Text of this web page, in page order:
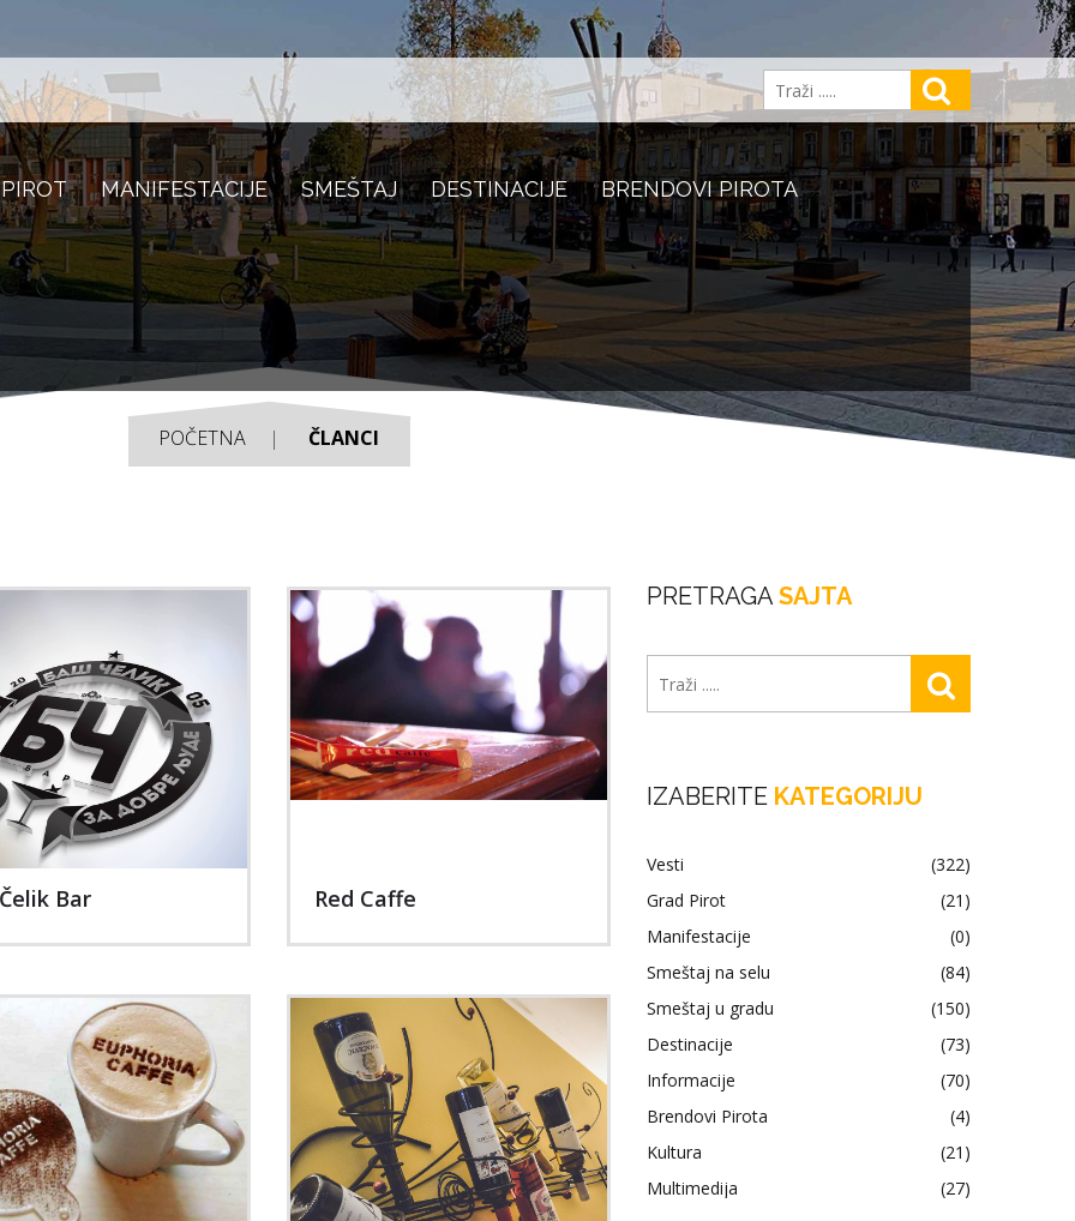
MANIFESTACIJE SMEŠTAJ DESTINACIJE BRENDOVI PIROTA
POČETNA ČLANCI
Bar Red Caffe
PRETRAGA SAJTA
IZABERITE KATEGORIJU
Vesti
(322)
Grad Pirot
(21)
Manifestacije
(0)
Smeštaj na selu
(84)
Smeštaj u gradu
(150)
Destinacije
(73)
Informacije
(70)
Brendovi Pirota
(4)
Kultura
(21)
Multimedija
(27)